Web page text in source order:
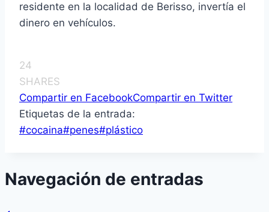
residente en la localidad de Berisso, invertía el
dinero en vehículos.
24
SHARES
Compartir en FacebookCompartir en Twitter
Etiquetas de la entrada:
#cocaina#penes#plástico
Navegación de entradas